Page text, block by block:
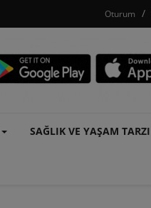
Oturum /
SAĞLIK VE YAŞAM TARZI